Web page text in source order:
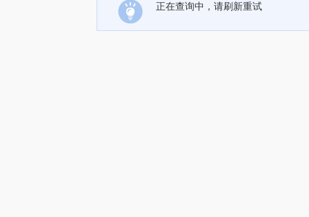
正在查询中，请刷新重试